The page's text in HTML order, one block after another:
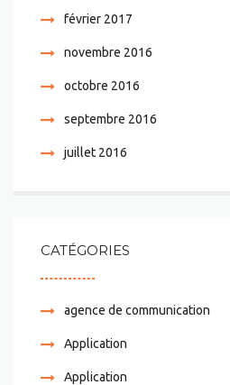
février 2017
novembre 2016
octobre 2016
septembre 2016
juillet 2016
CATÉGORIES
agence de communication
Application
Application